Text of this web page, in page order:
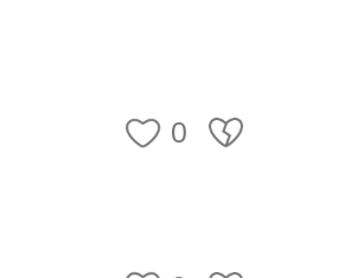
码登录考生管理平
容，确保填报信息
0